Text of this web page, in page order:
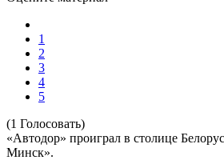
1
2
3
4
5
(1 Голосовать)
«Автодор» проиграл в столице
Минск».